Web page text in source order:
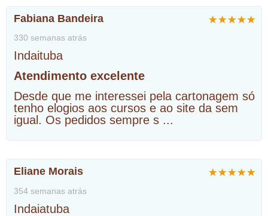
Fabiana Bandeira
330 semanas atrás
Indaituba
Atendimento excelente
Desde que me interessei pela cartonagem só
tenho elogios aos cursos e ao site da sem
igual. Os pedidos sempre s ...
Eliane Morais
354 semanas atrás
Indaiatuba